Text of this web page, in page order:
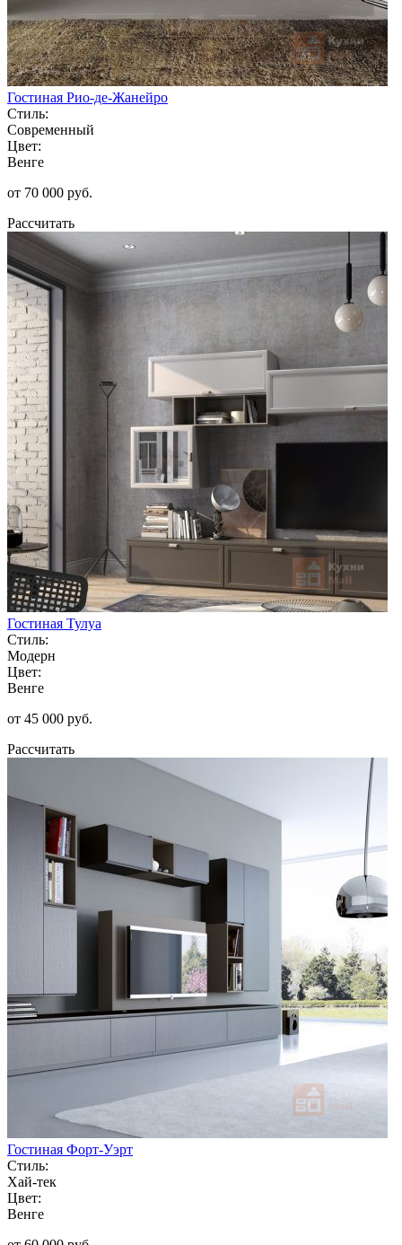
Гостиная Рио-де-Жанейро
Стиль:
Современный
Цвет:
Венге
от 70 000 руб.
Рассчитать
Гостиная Тулуа
Стиль:
Модерн
Цвет:
Венге
от 45 000 руб.
Рассчитать
Гостиная Форт-Уэрт
Стиль:
Хай-тек
Цвет:
Венге